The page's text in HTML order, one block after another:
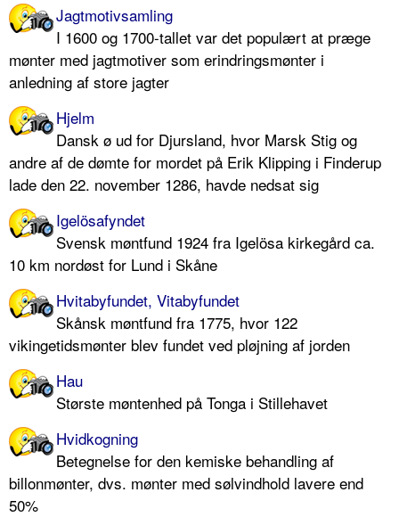
Jagtmotivsamling
I 1600 og 1700-tallet var det populært at præge
mønter med jagtmotiver som erindringsmønter i
anledning af store jagter
Hjelm
Dansk ø ud for Djursland, hvor Marsk Stig og
andre af de dømte for mordet på Erik Klipping i Finderup
lade den 22. november 1286, havde nedsat sig
Igelösafyndet
Svensk møntfund 1924 fra Igelösa kirkegård ca.
10 km nordøst for Lund i Skåne
Hvitabyfundet, Vitabyfundet
Skånsk møntfund fra 1775, hvor 122
vikingetidsmønter blev fundet ved pløjning af jorden
Hau
Største møntenhed på Tonga i Stillehavet
Hvidkogning
Betegnelse for den kemiske behandling af
billonmønter, dvs. mønter med sølvindhold lavere end
50%